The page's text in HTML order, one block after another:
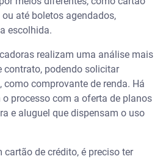
até boletos agendados,
escolhida.
realizam uma análise mais
contrato, podendo solicitar
comprovante de renda. Há
processo com a oferta de planos
e aluguel que dispensam o uso
de crédito, é preciso ter